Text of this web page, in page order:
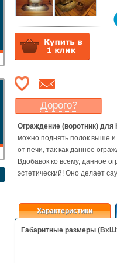
Дорого?
Какая ценамогла бы
Васустроить ?
Указать цену
Ограждение (воротник) для
можно поднять полок выше и
от печи, так как данное
Вдобавок ко всему, данное
эстетический! Оно делает
Характеристики
Габаритные размеры